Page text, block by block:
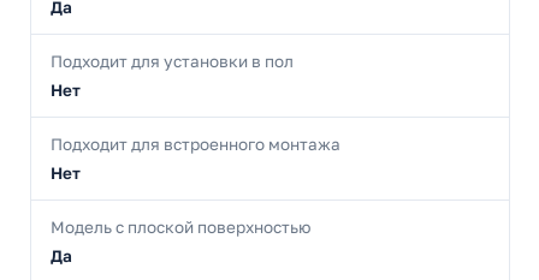
Да
Подходит для установки в пол
Нет
Подходит для встроенного монтажа
Нет
Модель с плоской поверхностью
Да